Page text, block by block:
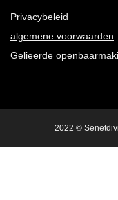
Privacybeleid
algemene voorwaarden
Gelieerde
2022 ©